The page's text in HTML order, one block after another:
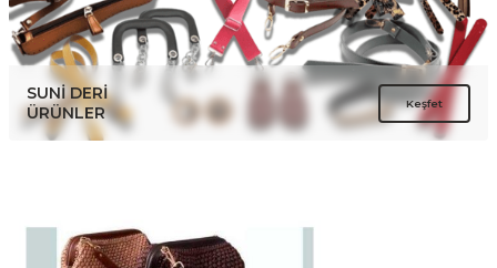
SUNİ DERİ
ÜRÜNLER
Keşfet